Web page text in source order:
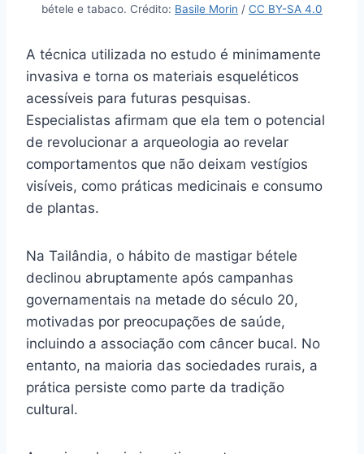
bétele e tabaco. Crédito: Basile Morin / CC BY-SA 4.0
A técnica utilizada no estudo é minimamente
invasiva e torna os materiais esqueléticos
acessíveis para futuras pesquisas.
Especialistas afirmam que ela tem o potencial
de revolucionar a arqueologia ao revelar
comportamentos que não deixam vestígios
visíveis, como práticas medicinais e consumo
de plantas.
Na Tailândia, o hábito de mastigar bétele
declinou abruptamente após campanhas
governamentais na metade do século 20,
motivadas por preocupações de saúde,
incluindo a associação com câncer bucal. No
entanto, na maioria das sociedades rurais, a
prática persiste como parte da tradição
cultural.